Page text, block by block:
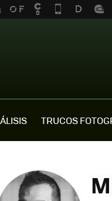
TRUCOS